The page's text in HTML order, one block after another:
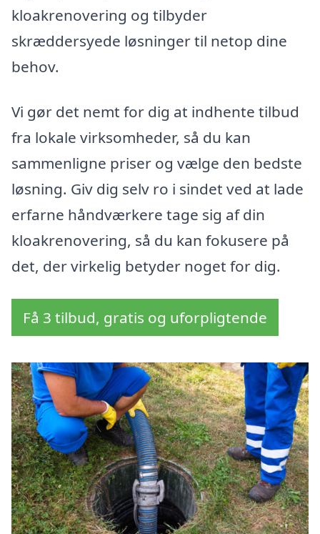
kloakrenovering og tilbyder
skræddersyede løsninger til netop dine
behov.
Vi gør det nemt for dig at indhente tilbud
fra lokale virksomheder, så du kan
sammenligne priser og vælge den bedste
løsning. Giv dig selv ro i sindet ved at lade
erfarne håndværkere tage sig af din
kloakrenovering, så du kan fokusere på
det, der virkelig betyder noget for dig.
Få 3 tilbud, gratis og uforpligtende